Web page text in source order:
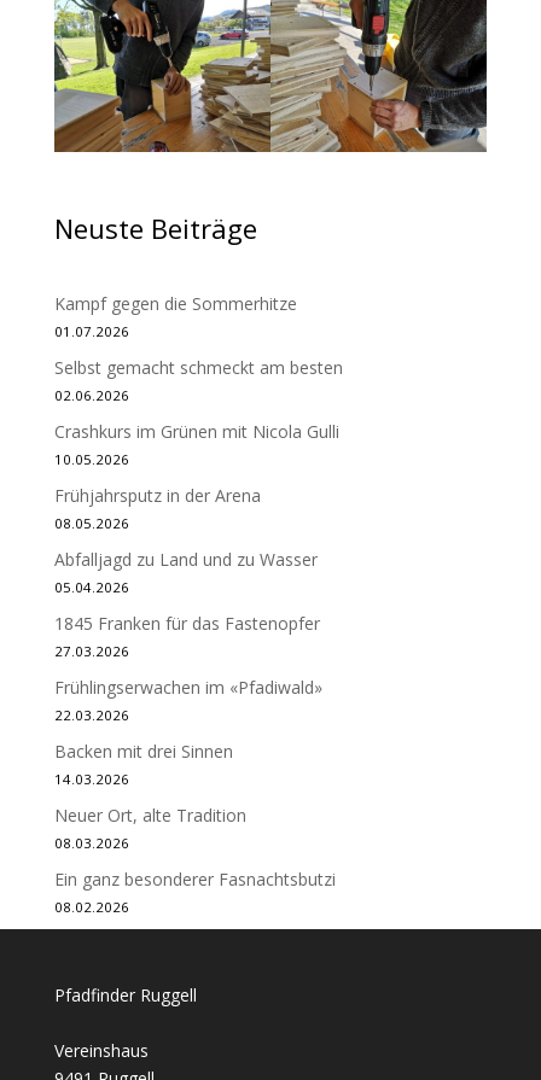
Neuste Beiträge
Kampf gegen die Sommerhitze
01.07.2026
Selbst gemacht schmeckt am besten
02.06.2026
Crashkurs im Grünen mit Nicola Gulli
10.05.2026
Frühjahrsputz in der Arena
08.05.2026
Abfalljagd zu Land und zu Wasser
05.04.2026
1845 Franken für das Fastenopfer
27.03.2026
Frühlingserwachen im «Pfadiwald»
22.03.2026
Backen mit drei Sinnen
14.03.2026
Neuer Ort, alte Tradition
08.03.2026
Ein ganz besonderer Fasnachtsbutzi
08.02.2026
Pfadfinder Ruggell
Vereinshaus